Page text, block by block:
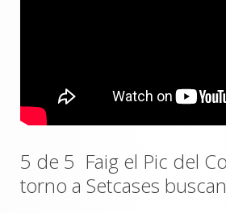
5 de 5 Faig el Pic del
torno a Setcases